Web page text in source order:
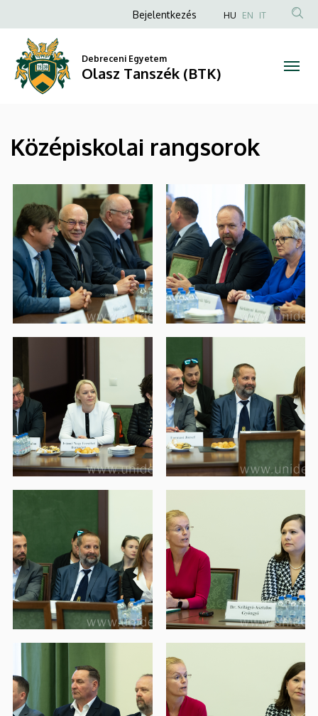
Olasz
Tanszék
(BTK)
a
tartalomra
Anonim
fiók
menüje
Bejelentkezés HU EN IT
Debreceni Egyetem
Olasz Tanszék (BTK)
Középiskolai rangsorok